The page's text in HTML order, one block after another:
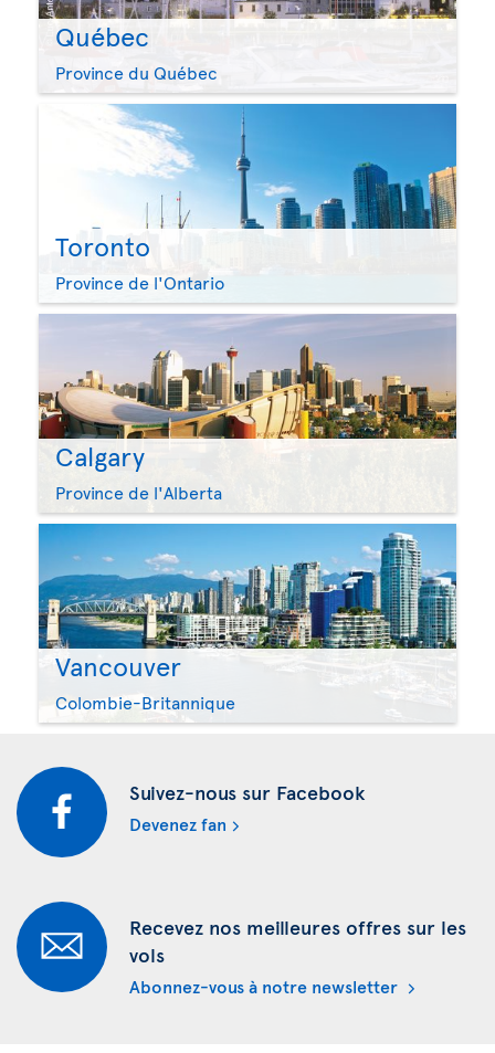
Québec
Province du Québec
Toronto
Province de l'Ontario
Calgary
Province de l'Alberta
Vancouver
Colombie-Britannique
Suivez-nous sur Facebook
Devenez fan
Recevez nos meilleures offres sur les
vols
Abonnez-vous à notre newsletter